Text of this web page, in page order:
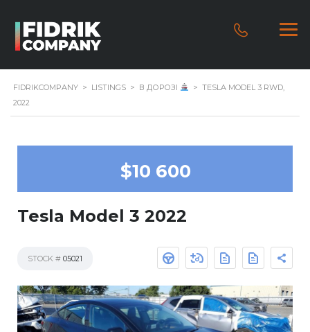
FIDRIKCOMPANY > LISTINGS > В ДОРОЗІ > TESLA MODEL 3 RWD,
2022
$10 600
Tesla Model 3 2022
STOCK # 05021